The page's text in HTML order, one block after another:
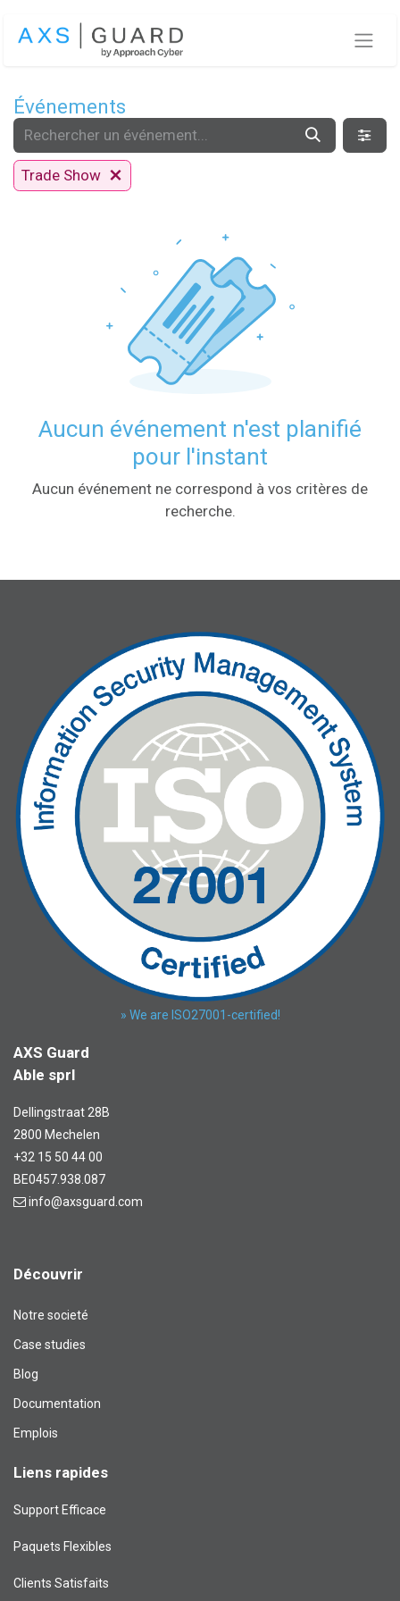
Événements
Trade Show
Aucun événement n'est planifié
pour l'instant
Aucun événement ne correspond à vos critères de
recherche.
» We are ISO27001-certified!
AXS Guard
Able sprl
Dellingstraat 28B
2800 Mechelen
+32 15 50 44 00
BE0457.938.087
info@axsguard.com
Découvrir
Notre societé
Case studies
Blog​
Documentation
Emplois
Liens rapides
Support Efficace
Paquets Flexibles
Clients Satisfaits